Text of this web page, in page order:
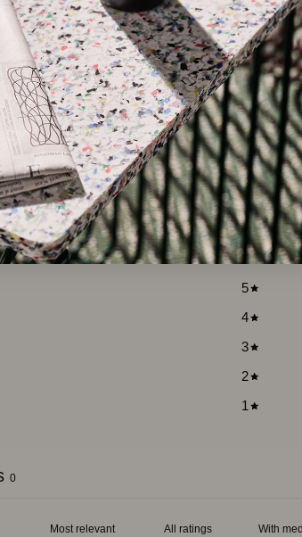
sont un plaisir à regarder
leurs tenues colorées.
Chacun pourra
5
4
3
2
1
0
With